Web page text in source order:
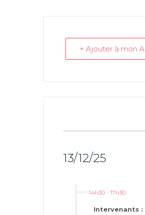
+ Ajouter à mon
13/12/25
14h30 - 17h30
Intervenants :